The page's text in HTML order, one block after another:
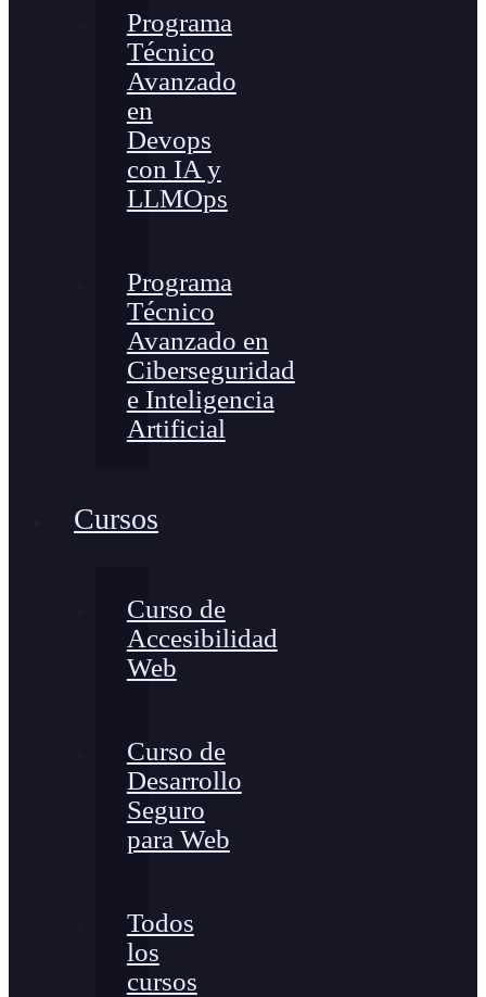
Programa
Técnico
Avanzado
en
Devops
con IA y
LLMOps
Programa
Técnico
Avanzado en
Ciberseguridad
e Inteligencia
Artificial
Cursos
Curso de
Accesibilidad
Web
Curso de
Desarrollo
Seguro
para Web
Todos
los
cursos